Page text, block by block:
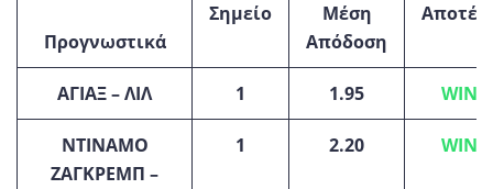
Προγνωστικά
Σημείο
Μέση
Απόδοση
ΑΓΙΑΞ – ΛΙΛ 1 1.95
ΝΤΙΝΑΜΟ
ΖΑΓΚΡΕΜΠ –
1 2.20 WIN